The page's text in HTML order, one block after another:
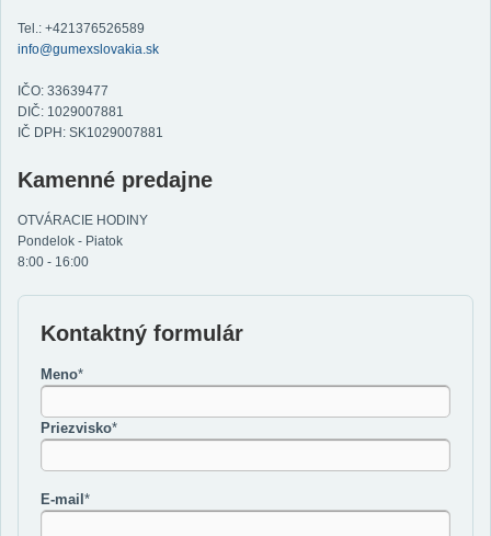
Tel.: +421376526589
info@gumexslovakia.sk
IČO: 33639477
DIČ: 1029007881
IČ DPH: SK1029007881
Kamenné predajne
OTVÁRACIE HODINY
Pondelok - Piatok
8:00 - 16:00
Kontaktný formulár
Meno*
Priezvisko*
E-mail*